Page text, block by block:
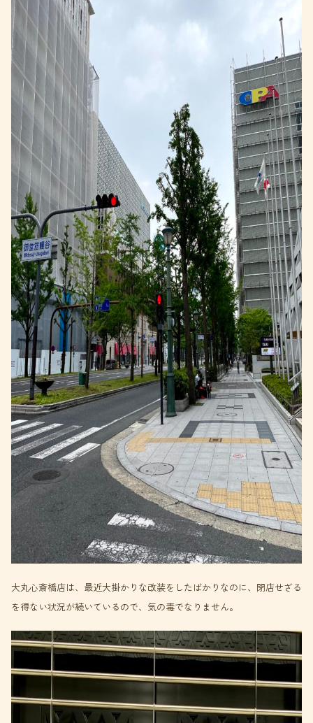
大丸心斎橋店は、最近大掛かりな改装をしたばかりなのに、閉店せざる
を得ない状況が続いているので、気の毒でなりません。